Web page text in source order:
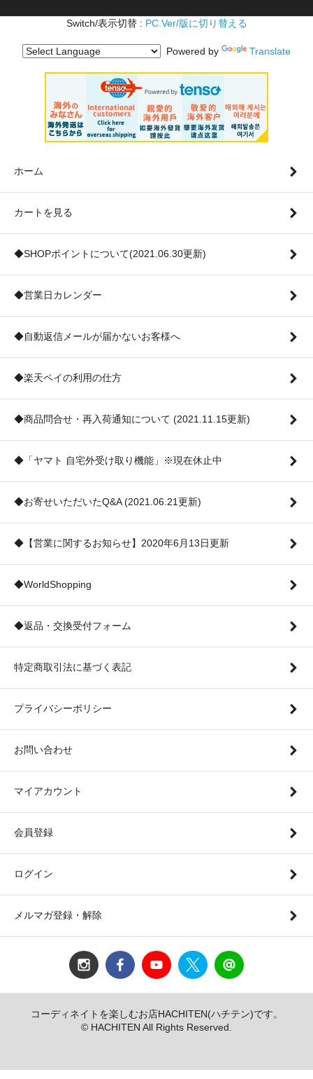
Switch/表示切替 : PC.Ver/版に切り替える
Powered by Translate
ホーム
カートを見る
◆SHOPポイントについて(2021.06.30更新)
◆営業日カレンダー
◆自動返信メールが届かないお客様へ
◆楽天ペイの利用の仕方
◆商品問合せ・再入荷通知について (2021.11.15更新)
◆「ヤマト 自宅外受け取り機能」※現在休止中
◆お寄せいただいたQ&A (2021.06.21更新)
◆【営業に関するお知らせ】2020年6月13日更新
◆WorldShopping
◆返品・交換受付フォーム
特定商取引法に基づく表記
プライバシーポリシー
お問い合わせ
マイアカウント
会員登録
ログイン
メルマガ登録・解除
コーディネイトを楽しむお店HACHITEN(ハチテン)です。
© HACHITEN All Rights Reserved.